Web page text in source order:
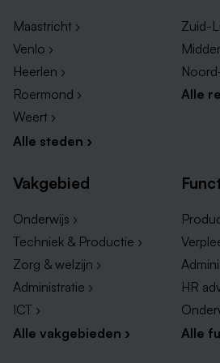
Op de locaties: Maastricht,
Mbo verpleegkundige: BOL
verpleegkundige
Gilde Opleidingen
Op de locaties: Geleen,
Venray en Weert
Maastricht ›
Venlo ›
Heerlen ›
Roermond ›
Weert ›
Alle steden ›
Zuid-
Alle
Vakgebied
Onderwijs ›
Techniek & Productie ›
Zorg & welzijn ›
Administratie ›
ICT ›
Alle vakgebieden ›
HR
Alle